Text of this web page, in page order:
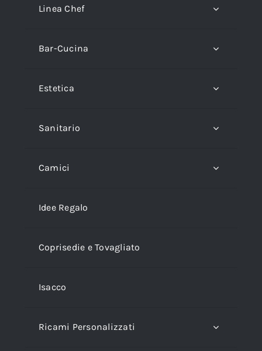
Linea Chef
Bar-Cucina
Estetica
Sanitario
Camici
Idee Regalo
Coprisedie e Tovagliato
Isacco
Ricami Personalizzati